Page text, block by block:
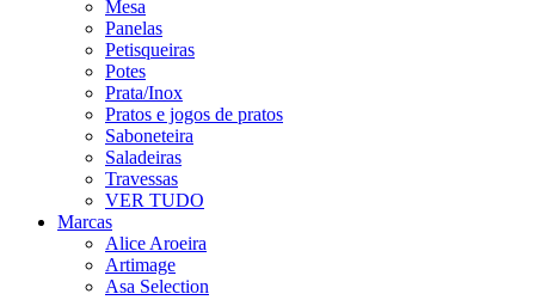
Mesa
Panelas
Petisqueiras
Potes
Prata/Inox
Pratos e jogos de pratos
Saboneteira
Saladeiras
Travessas
VER TUDO
Marcas
Alice Aroeira
Artimage
Asa Selection